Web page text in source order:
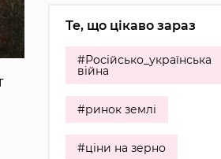
Те, що цікаво зараз
#Російсько_українська
війна
#ринок землі
#ціни на зерно